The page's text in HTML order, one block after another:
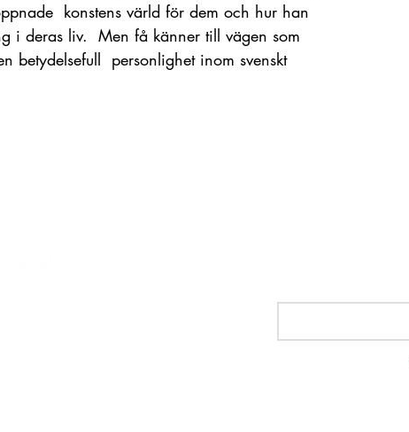
konstens värld för dem och hur han
i deras liv. Men få känner till vägen som
betydelsefull personlighet inom svenskt